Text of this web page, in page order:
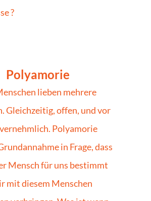
?
Polyamorie
lieben mehrere
Gleichzeitig, offen, und vor
Polyamorie
in Frage, dass
Mensch für uns bestimmt
mit diesem Menschen